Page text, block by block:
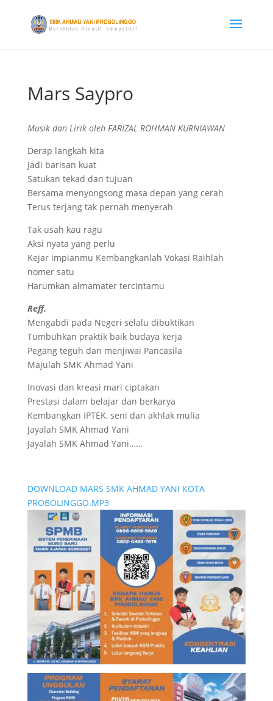
Mars Saypro
Musik dan Lirik oleh FARIZAL ROHMAN KURNIAWAN
Derap langkah kita
Jadi barisan kuat
Satukan tekad dan tujuan
Bersama menyongsong masa depan yang cerah
Terus terjang tak pernah menyerah
Tak usah kau ragu
Aksi nyata yang perlu
Kejar impianmu Kembangkanlah Vokasi Raihlah
nomer satu
Harumkan almamater tercintamu
Reff.
Mengabdi pada Negeri selalu dibuktikan
Tumbuhkan praktik baik budaya kerja
Pegang teguh dan menjiwai Pancasila
Majulah SMK Ahmad Yani
Inovasi dan kreasi mari ciptakan
Prestasi dalam belajar dan berkarya
Kembangkan IPTEK, seni dan akhlak mulia
Jayalah SMK Ahmad Yani
Jayalah SMK Ahmad Yani……
DOWNLOAD MARS SMK AHMAD YANI KOTA
PROBOLINGGO.MP3